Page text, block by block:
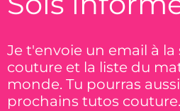
Je t'envoie un email à
couture et la liste du
monde. Tu pourras
prochains tutos couture.